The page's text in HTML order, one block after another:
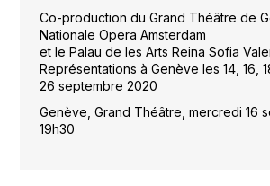
Co-production du Grand Théâtre de
Nationale Opera Amsterdam
et le Palau de les Arts Reina Sofia
Représentations à Genève les 14, 16,
26 septembre 2020
Genève, Grand Théâtre, mercredi 16
19h30